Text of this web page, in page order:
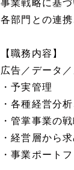
事業戦略に基
各部門との連
【職務内容】
広告／データ
・予実管理
・各種経営分
・管掌事業の
・経営層から
・事業ポート